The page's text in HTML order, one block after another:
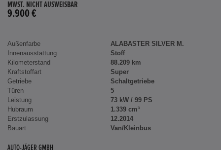
MWST. NICHT AUSWEISBAR
9.900 €
Außenfarbe
ALABASTER SILVER M.
Innenausstattung
Stoff
Kilometerstand
88.209 km
Kraftstoffart
Super
Getriebe
Schaltgetriebe
Türen
5
Leistung
73 kW / 99 PS
Hubraum
1.339 cm³
Erstzulassung
12.2014
Bauart
Van/Kleinbus
AUTO-JÄGER GMBH